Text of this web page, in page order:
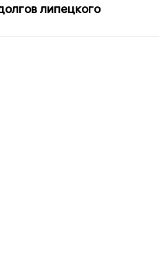
липецкого